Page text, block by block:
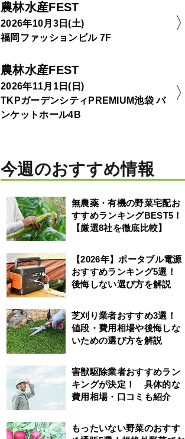
農林水産FEST
2026年10月3日(土)
福岡ファッションビル 7F
農林水産FEST
2026年11月1日(日)
TKPガーデンシティPREMIUM池袋 バ
ンケットホール4B
今週のおすすめ情報
無農薬・有機の野菜宅配お
すすめランキングBEST5！
【厳選8社を徹底比較】
【2026年】ポータブル電源
おすすめランキング5選！
後悔しない選び方を解説
芝刈り業者おすすめ3選！
値段・費用相場や後悔しな
いための選び方を解説
害獣駆除業者おすすめラン
キングが決定！ 具体的な
費用相場・口コミも紹介
もったいない野菜のおすす